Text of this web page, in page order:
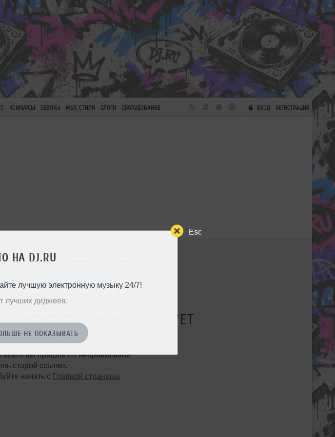
Esc
НА DJ.RU
лучшую электронную музыку 24/7!
лучших диджеев.
НЕ ПОКАЗЫВАТЬ
КОНКУРСЫ ОБЗОРЫ МУЗ. СТИЛИ БЛОГИ ОБОРУДОВАНИЕ ВХОД РЕГИСТРАЦИЯ
СТРАНИЦЫ НЕ СУЩЕСТВУЕТ
404
всего вы пришли по неправильной
старой ссылке.
начать с Главной страницы